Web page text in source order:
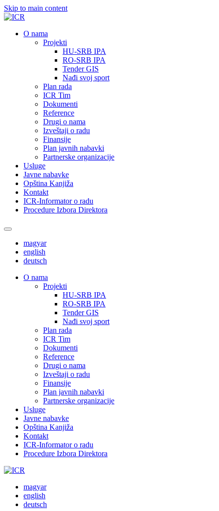
Skip to main content
О nama
Projekti
HU-SRB IPA
RO-SRB IPA
Tender GIS
Nađi svoj sport
Plan rada
ICR Tim
Dokumenti
Reference
Drugi o nama
Izveštaji o radu
Finansije
Plan javnih nabavki
Partnerske organizacije
Usluge
Javne nabavke
Opština Kanjiža
Kontakt
ICR-Informator o radu
Procedure Izbora Direktora
magyar
english
deutsch
О nama
Projekti
HU-SRB IPA
RO-SRB IPA
Tender GIS
Nađi svoj sport
Plan rada
ICR Tim
Dokumenti
Reference
Drugi o nama
Izveštaji o radu
Finansije
Plan javnih nabavki
Partnerske organizacije
Usluge
Javne nabavke
Opština Kanjiža
Kontakt
ICR-Informator o radu
Procedure Izbora Direktora
magyar
english
deutsch